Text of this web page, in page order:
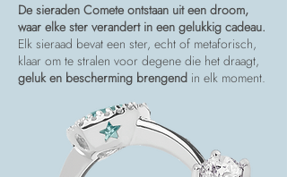
De sieraden Comete ontstaan uit een droom,
waar elke ster verandert in een gelukkig cadeau.
Elk sieraad bevat een ster, echt of metaforisch,
klaar om te stralen voor degene die het draagt,
geluk en bescherming brengend in elk moment.